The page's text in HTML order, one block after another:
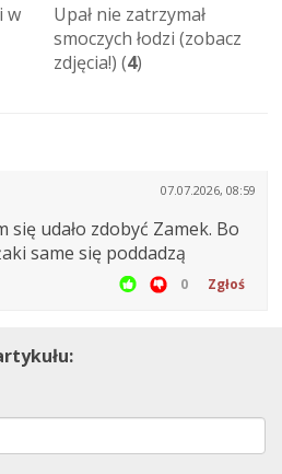
w
Upał nie zatrzymał
smoczych łodzi (zobacz
zdjęcia!) (4)
07.07.2026, 08:59
się udało zdobyć Zamek. Bo
same się poddadzą
0 Zgłoś